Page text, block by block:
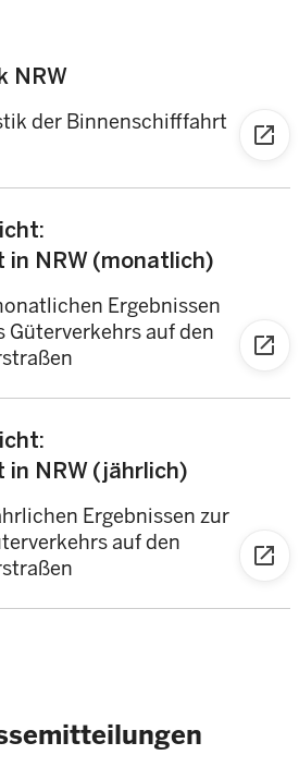
NRW
der Binnenschifffahrt
open_in_new
NRW (monatlich)
Ergebnissen
Güterverkehrs auf den
open_in_new
NRW (jährlich)
Ergebnissen zur
auf den
open_in_new